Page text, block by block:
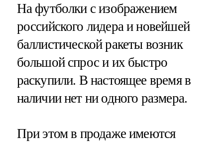
На футболки с изображением
российского лидера и новейшей
баллистической ракеты возник
большой спрос и их быстро
раскупили. В настоящее время в
наличии нет ни одного размера.
При этом в продаже имеются